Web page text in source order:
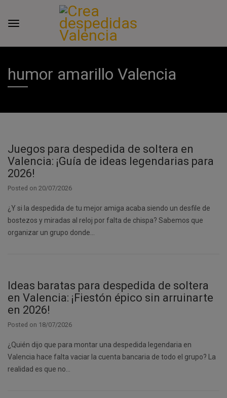
humor amarillo Valencia
Juegos para despedida de soltera en
Valencia: ¡Guía de ideas legendarias para
2026!
Posted on 20/07/2026
¿Y si la despedida de tu mejor amiga acaba siendo un desfile de
bostezos y miradas al reloj por falta de chispa? Sabemos que
organizar un grupo donde…
Ideas baratas para despedida de soltera
en Valencia: ¡Fiestón épico sin arruinarte
en 2026!
Posted on 18/07/2026
¿Quién dijo que para montar una despedida legendaria en
Valencia hace falta vaciar la cuenta bancaria de todo el grupo? La
realidad es que no…